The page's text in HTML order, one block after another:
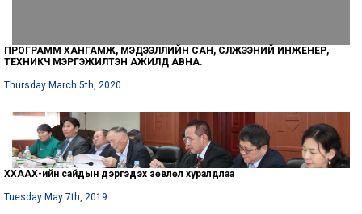
ПРОГРАММ ХАНГАМЖ, МЭДЭЭЛЛИЙН САН, СҮЛЖЭЭНИЙ ИНЖЕНЕР,
ТЕХНИКЧ МЭРГЭЖИЛТЭН АЖИЛД АВНА.
Thursday March 5th, 2020
ХХААХҮ-ийн сайдын дэргэдэх зөвлөл хуралдлаа
Tuesday May 7th, 2019